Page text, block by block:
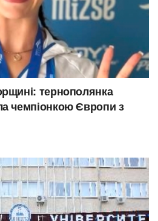
тернополянка
чемпіонкою Європи з